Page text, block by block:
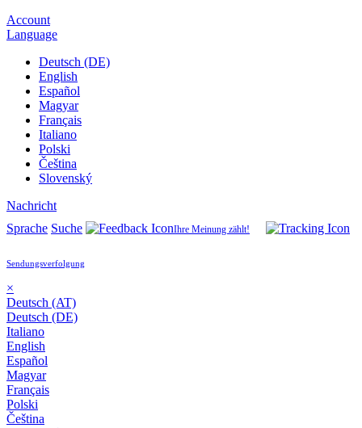
Account
Language
Deutsch (DE)
English
Español
Magyar
Français
Italiano
Polski
Čeština
Slovenský
Nachricht
Sprache Suche Ihre Meinung zählt!
Sendungsverfolgung
×
Deutsch (AT)
Deutsch (DE)
Italiano
English
Español
Magyar
Français
Polski
Čeština